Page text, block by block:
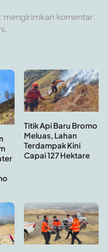
komentar
Titik Api Baru Bromo
Meluas, Lahan
Terdampak Kini
Capai 127 Hektare